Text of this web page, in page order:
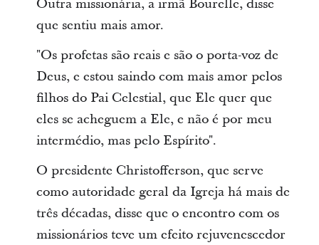
Outra missionária, a irmã Bourelle, disse
que sentiu mais amor.
"Os profetas são reais e são o porta-voz de
Deus, e estou saindo com mais amor pelos
filhos do Pai Celestial, que Ele quer que
eles se acheguem a Ele, e não é por meu
intermédio, mas pelo Espírito".
O presidente Christofferson, que serve
como autoridade geral da Igreja há mais de
três décadas, disse que o encontro com os
missionários teve um efeito rejuvenescedor